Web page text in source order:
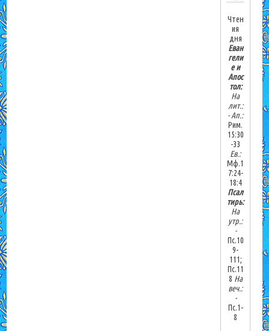
Чтен
ия
дня
Еван
гели
е и
Апос
тол:
На
лит.:
-Ап.:
Рим.
15:30
-33
Ев.:
Мф.1
7:24-
18:4
Псал
тирь:
На
утр.:
-
Пс.10
9-
111;
Пс.11
8 На
веч.:
-
Пс.1-
8